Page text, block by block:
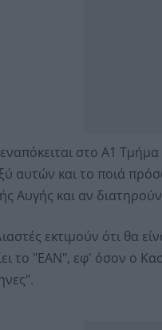
εναπόκειται στο Α1
αυτών και το ποιά
Αυγής και αν
εκτιμούν ότι θα
το "ΕΑΝ", εφ' όσον ο